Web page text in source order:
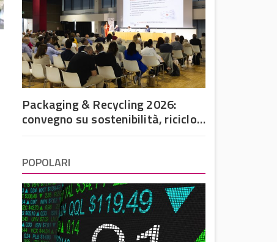
Packaging & Recycling 2026:
convegno su sostenibilità, riciclo
e futuro dell’imballaggio in
POPOLARI